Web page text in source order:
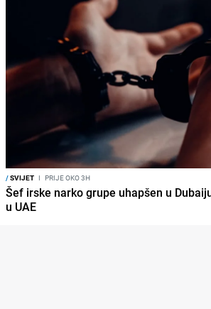
/SVIJET I PRIJE OKO 3H
Šef irske narko grupe uhapšen u
u UAE